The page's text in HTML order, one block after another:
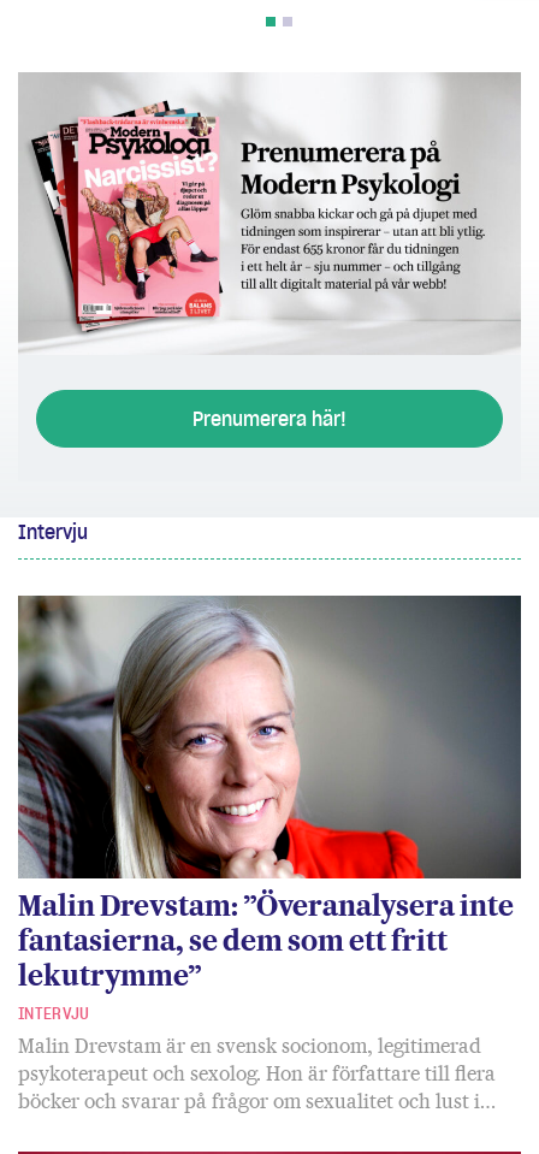
Prenumerera här!
Intervju
Malin Drevstam: ”Överanalysera inte
fantasierna, se dem som ett fritt
lekutrymme”
INTERVJU
Malin Drevstam är en svensk socionom, legitimerad
psykoterapeut och sexolog. Hon är författare till flera
böcker och svarar på frågor om sexualitet och lust i…